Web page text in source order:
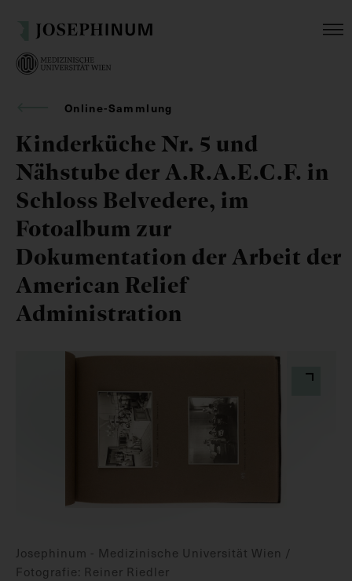
Online-Sammlung
Kinderküche Nr. 5 und
Nähstube der A.R.A.E.C.F. in
Schloss Belvedere, im
Fotoalbum zur
Dokumentation der Arbeit der
American Relief
Administration
Josephinum - Medizinische Universität Wien /
Fotografie: Reiner Riedler